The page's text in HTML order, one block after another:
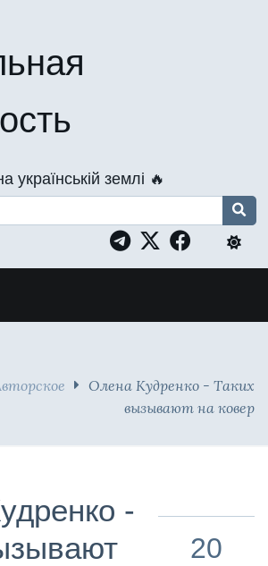
українській землі 🔥
Олена Кудренко - Таких
вызывают на ковер
-
20